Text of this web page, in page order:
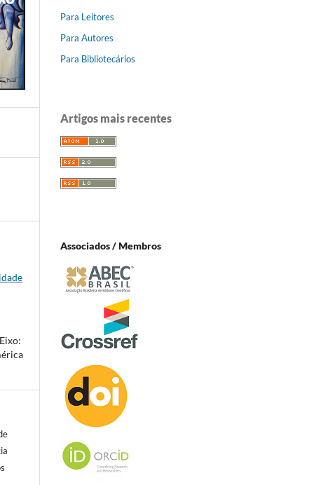
Para Leitores
Para Autores
Para Bibliotecários
Artigos mais recentes
Associados / Membros